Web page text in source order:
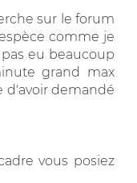
sur le forum
comme je
eu beaucoup
grand max
d'avoir demandé
vous posiez